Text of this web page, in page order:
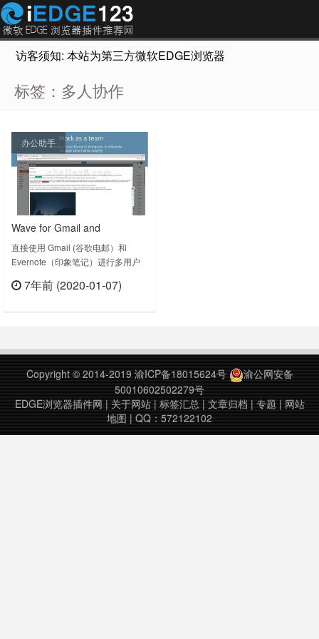
访客须知: 本站为第三方微软EDGE浏览器插件推荐网站，
标签：多人协作
办公助手
Wave for Gmail and
Evernote(波)-用 Gmail (谷歌电
邮）和 Evernote（印象笔记）
进行多用户实时协同编辑
直接使用 Gmail (谷歌电邮）和
Evernote（印象笔记）进行多用户
协同软件公司隆重推出Wave（波）
单的点击，Wave 就会自动建立协同
件, 博客文档系统中进行协同编辑; 协
7年前 (2020-01-07)
Copyright © 2014-2019 渝ICP备18015624号
渝公网安备
50010602502279号
EDGE浏览器插件网 | 关于网站| 标签汇总| 文章归档 | 专题 | 网站
地图 | QQ：572122102